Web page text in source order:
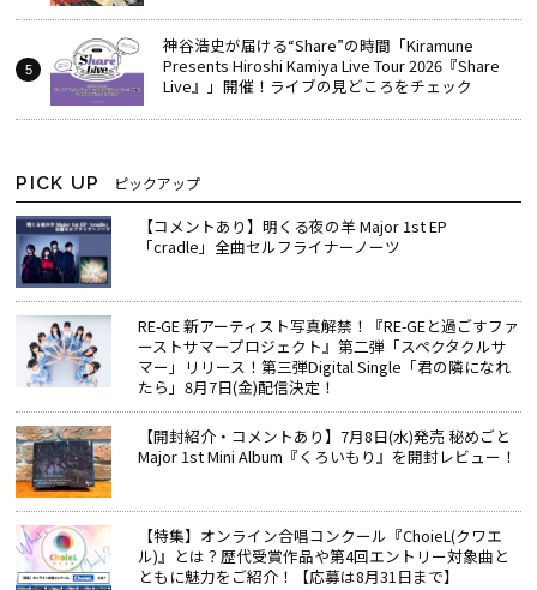
神谷浩史が届ける“Share”の時間――「Kiramune
Presents Hiroshi Kamiya Live Tour 2026『Share
Live』」開催！ライブの見どころをチェック
PICK UP ピックアップ
【コメントあり】明くる夜の羊 Major 1st EP
「cradle」全曲セルフライナーノーツ
RE-GE 新アーティスト写真解禁！『RE-GEと過ごすファ
ーストサマープロジェクト』第二弾「スペクタクルサ
マー」リリース！第三弾Digital Single「君の隣になれ
たら」8月7日(金)配信決定！
【開封紹介・コメントあり】7月8日(水)発売 秘めごと
Major 1st Mini Album『くろいもり』を開封レビュー！
【特集】オンライン合唱コンクール『ChoieL(クワエ
ル)』とは？歴代受賞作品や第4回エントリー対象曲と
ともに魅力をご紹介！【応募は8月31日まで】